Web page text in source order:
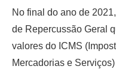
No final do ano de
de Repercussão Geral
valores do ICMS
Mercadorias e